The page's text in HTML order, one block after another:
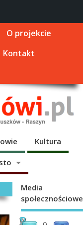
O projekcie
Kontakt
Kultura
R
W
Media
społecznościowe